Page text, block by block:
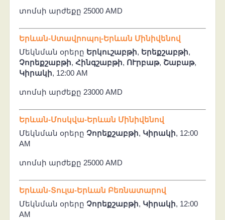
տոմսի արժեքը 25000 AMD
Երևան-Ստավրոպոլ-Երևան Մինիվենով
Մեկնման օրերը Երկուշաբթի, Երեքշաբթի,
Չորեքշաբթի, Հինգշաբթի, ՈՒրբաթ, Շաբաթ,
Կիրակի, 12:00 AM
տոմսի արժեքը 23000 AMD
Երևան-Մոսկվա-Երևան Մինիվենով
Մեկնման օրերը Չորեքշաբթի, Կիրակի, 12:00
AM
տոմսի արժեքը 25000 AMD
Երևան-Տուլա-Երևան Բեռնատարով
Մեկնման օրերը Չորեքշաբթի, Կիրակի, 12:00
AM